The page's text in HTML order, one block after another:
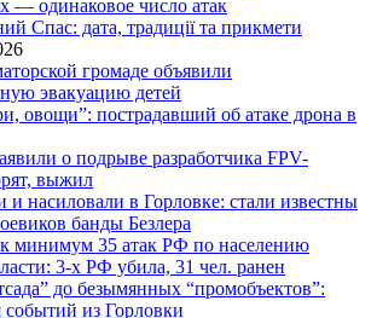
— одинаковое число атак
Спас: дата, традиції та прикмети
громаде объявили
эвакуацию детей
овощи”: пострадавший об атаке дрона в
о подрыве разработчика FPV-
выжил
и насиловали в Горловке: стали известны
банды Безлера
минимум 35 атак РФ по населению
3-х РФ убила, 31 чел. ранен
до безымянных “промобъектов”:
событий из Горловки